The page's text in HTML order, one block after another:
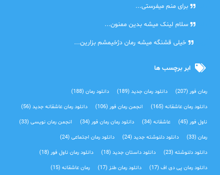
برای منم میفرستی...
سلام لینک میشه بدین ممنون...
خیلی قشنگه میشه رمان دژخیمشم بزارین...
ابر برچسب ها
رمان فور(207) دانلود رمان جدید(189) دانلود رمان(188)
دانلود رمان عاشقانه(165) انجمن رمان فور(106) دانلود رمان عاشقانه جدید(56)
ناول فور(45) عاشقانه(34) دانلود رمان رمان فور(34) انجمن رمان نویسی(33)
رمان(33) دانلود دلنوشته جدید(24) دانلود رمان اجتماعی‌(24)
دانلود دلنوشته(23) دانلود داستان جدید(18) دانلود رمان ناول فور(18)
دانلود رمان پی دی اف(17) دانلود رمان طنز(17) رمان عاشقانه(15)